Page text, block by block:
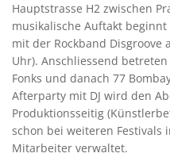
Hauptstrasse H2 zwischen
musikalische Auftakt beginnt
mit der Rockband Disgroove
Uhr). Anschliessend betreten
Fonks und danach 77
Afterparty mit DJ wird den
Produktionsseitig
schon bei weiteren Festivals
Mitarbeiter verwaltet.